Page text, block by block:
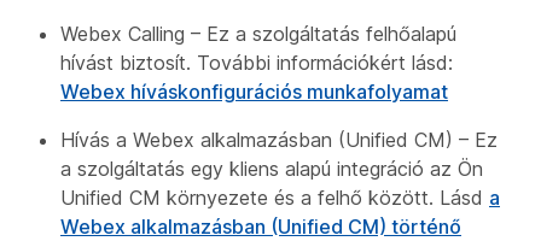
Webex Calling – Ez a szolgáltatás felhőalapú
hívást biztosít. További információkért lásd:
Webex híváskonfigurációs munkafolyamat
Hívás a Webex alkalmazásban (Unified CM) – Ez
a szolgáltatás egy kliens alapú integráció az Ön
Unified CM környezete és a felhő között. Lásd a
Webex alkalmazásban (Unified CM) történő